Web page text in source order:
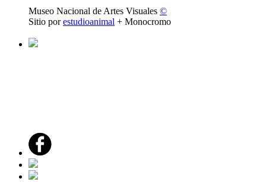
Museo Nacional de Artes Visuales ©
Sitio porestudioanimal + Monocromo